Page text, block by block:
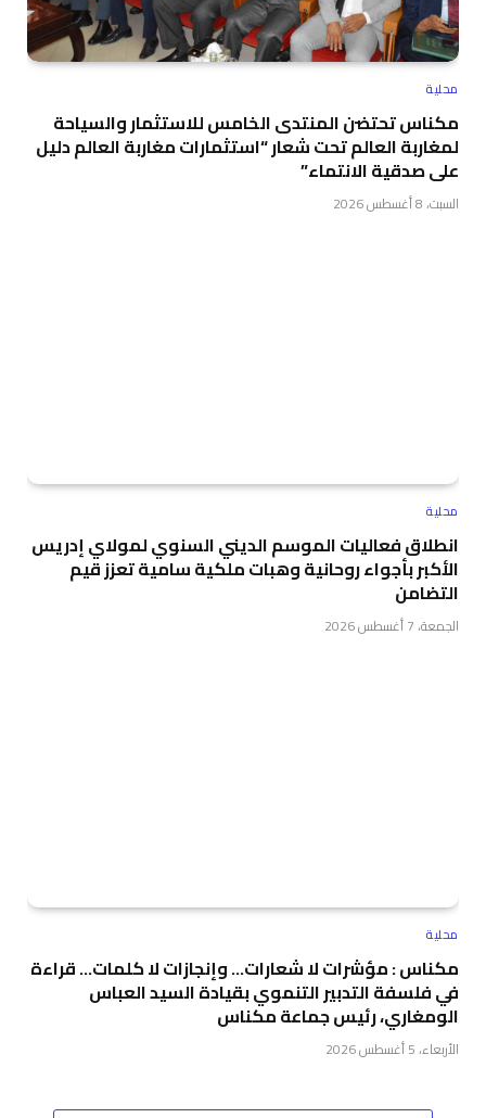
محلية
مكناس تحتضن المنتدى الخامس للاستثمار والسياحة
لمغاربة العالم تحت شعار “استثمارات مغاربة العالم دليل
على صدقية الانتماء”
السبت، 8 أغسطس 2026
محلية
انطلاق فعاليات الموسم الديني السنوي لمولاي إدريس
الأكبر بأجواء روحانية وهبات ملكية سامية تعزز قيم
التضامن
الجمعة، 7 أغسطس 2026
محلية
مكناس : مؤشرات لا شعارات… وإنجازات لا كلمات… قراءة
في فلسفة التدبير التنموي بقيادة السيد العباس
الومغاري، رئيس جماعة مكناس
الأربعاء، 5 أغسطس 2026